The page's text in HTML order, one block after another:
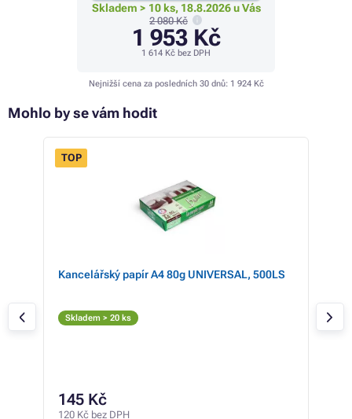
Skladem > 10 ks, 18.8.2026 u Vás
2 080 Kč
1 953 Kč
1 614 Kč bez DPH
Nejnižší cena za posledních 30 dnů: 1 924 Kč
Mohlo by se vám hodit
TOP
Kancelářský papír A4 80g UNIVERSAL, 500LS
Skladem > 20 ks
145 Kč
120 Kč bez DPH